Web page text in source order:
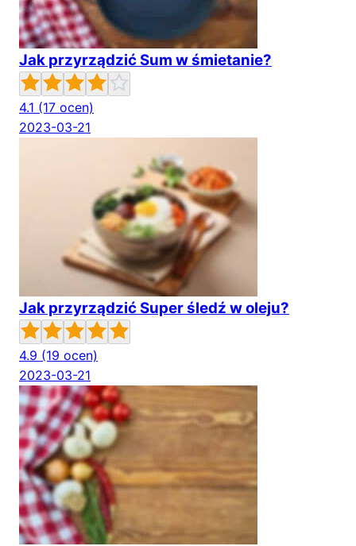
Jak przyrządzić Sum w śmietanie?
4.1 (17 ocen)
2023-03-21
Jak przyrządzić Super śledź w oleju?
4.9 (19 ocen)
2023-03-21